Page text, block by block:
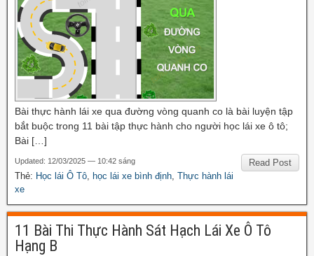
Bài thực hành lái xe qua đường vòng quanh co là bài luyện tập
bắt buộc trong 11 bài tập thực hành cho người học lái xe ô tô;
Bài […]
Read Post
Updated: 12/03/2025 — 10:42 sáng
Thẻ: Học lái Ô Tô, học lái xe bình định, Thực hành lái
xe
11 Bài Thi Thực Hành Sát Hạch Lái Xe Ô Tô
Hạng B